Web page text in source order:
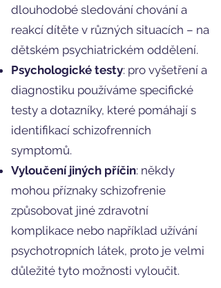
dlouhodobé sledování chování a
reakcí dítěte v různých situacích – na
dětském psychiatrickém oddělení.
Psychologické testy: pro vyšetření a
diagnostiku používáme specifické
testy a dotazníky, které pomáhají s
identifikací schizofrenních
symptomů.
Vyloučení jiných příčin: někdy
mohou příznaky schizofrenie
způsobovat jiné zdravotní
komplikace nebo například užívání
psychotropních látek, proto je velmi
důležité tyto možnosti vyloučit.